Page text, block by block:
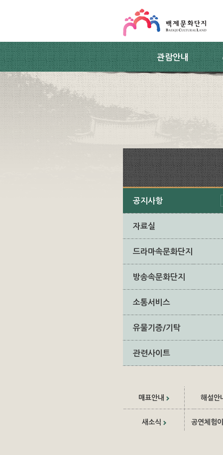
관람안내
공지사항
자료실
드라마속문화단지
방송속문화단지
소통서비스
유물기증/기탁
관련사이트
매표안내 해설안
새소식 공연체험